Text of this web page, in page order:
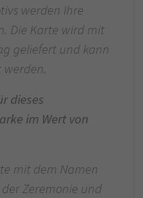
werden Ihre
Die Karte wird mit
geliefert und kann
werden.
dieses
im Wert von
mit dem Namen
Zeremonie und